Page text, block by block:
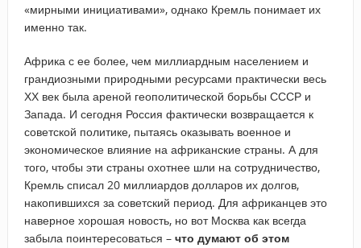
«мирными инициативами», однако Кремль понимает их
именно так.
Африка с ее более, чем миллиардным населением и
грандиозными природными ресурсами практически весь
ХХ век была ареной геополитической борьбы СССР и
Запада. И сегодня Россия фактически возвращается к
советской политике, пытаясь оказывать военное и
экономическое влияние на африканские страны. А для
того, чтобы эти страны охотнее шли на сотрудничество,
Кремль списал 20 миллиардов долларов их долгов,
накопившихся за советский период. Для африканцев это
наверное хорошая новость, но вот Москва как всегда
забыла поинтересоваться –что думают об этом